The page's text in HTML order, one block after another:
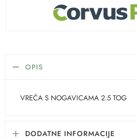
OPIS
VREĆA S NOGAVICAMA 2.5 TOG
DODATNE INFORMACIJE